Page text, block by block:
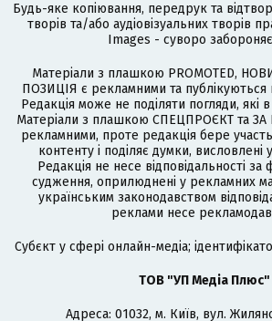
Будь-яке копіювання, передрук та
творів та/або аудіовізуальних творів
Images - суворо
Матеріали з плашкою PROMOTED,
ПОЗИЦІЯ є рекламними та публікуються
Редакція може не поділяти погляди, які
Матеріали з плашкою СПЕЦПРОЄКТ та
рекламними, проте редакція бере участь
контенту і поділяє думки, висловлені
Редакція не несе відповідальності за
судження, оприлюднені у рекламних
українським законодавством
реклами несе
Cубєкт у сфері онлайн-медіа;
ТОВ "УП Медіа Плюс"
Адреса: 01032, м. Київ, вул.